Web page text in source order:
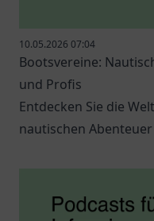
10.05.2026 07:04
Bootsvereine:
und Profis
Entdecken Sie die
nautischen